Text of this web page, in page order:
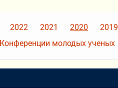
2022 2021 2020 2019
Конференции молодых ученых